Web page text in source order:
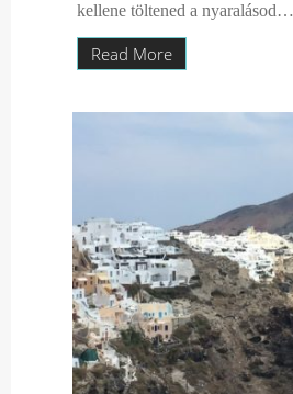
kellene töltened a nyaralásod…
Read More